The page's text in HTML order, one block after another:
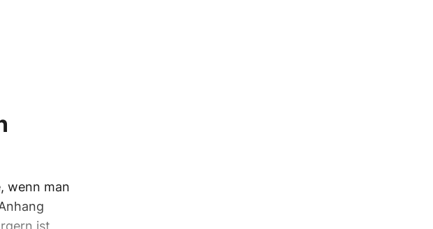
wenn man
ist